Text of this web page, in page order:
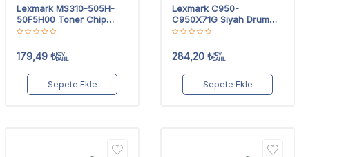
Lexmark MS310-505H-
50F5H00 Toner Chip
Yüksek Kapasiteli
179,49 ₺KDV
DAHİL
Sepete Ekle
Lexmark C950-
C950X71G Siyah Drum
Chip
284,20 ₺KDV
DAHİL
Sepete Ekle